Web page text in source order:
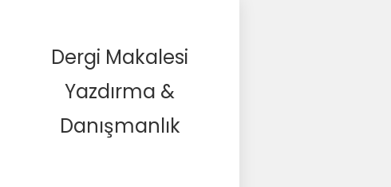
Dergi Makalesi
Yazdırma &
Danışmanlık